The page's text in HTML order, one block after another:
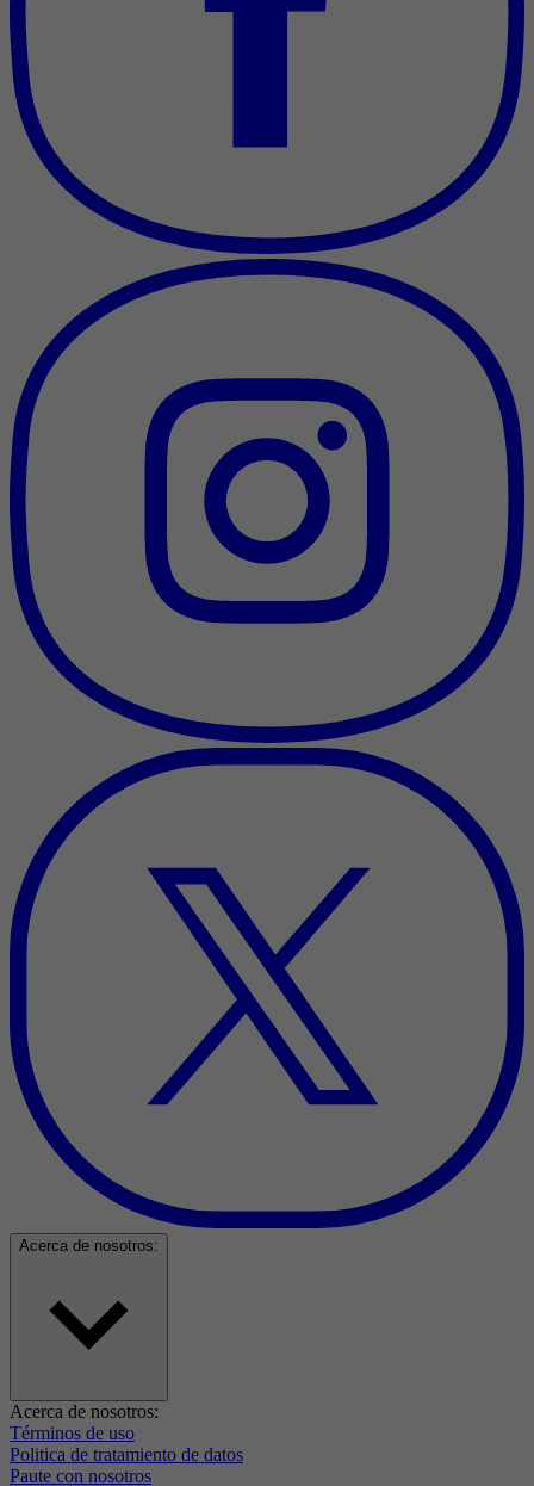
Acerca de nosotros:
Acerca de nosotros:
Términos de uso
Politica de tratamiento de datos
Paute con nosotros